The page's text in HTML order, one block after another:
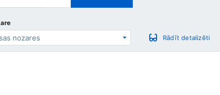
Rādīt detalizēti